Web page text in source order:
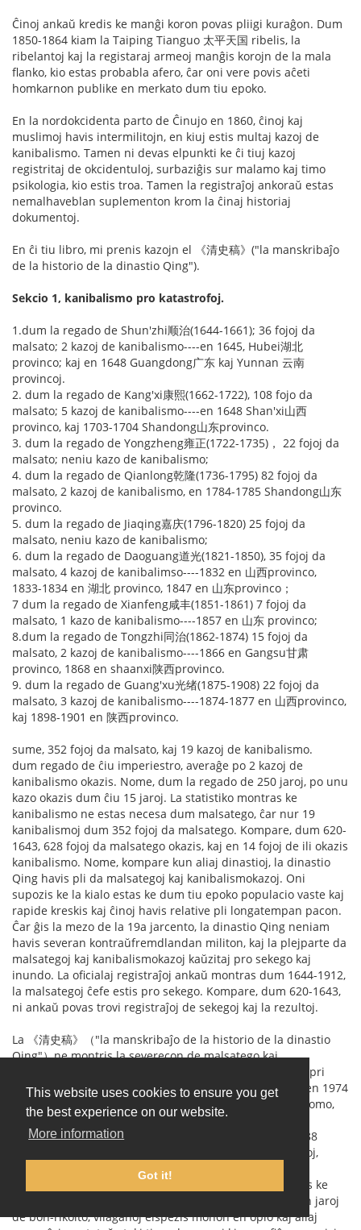
This website uses cookies to ensure you get
the best experience on our website.
More information
Got it!
Ĉinoj ankaŭ kredis ke manĝi koron povas pliigi kuraĝon. Dum
1850-1864 kiam la Taiping Tianguo 太平天国 ribelis, la
ribelantoj kaj la registaraj armeoj manĝis korojn de la mala
flanko, kio estas probabla afero, ĉar oni vere povis aĉeti
homkarnon publike en merkato dum tiu epoko.
En la nordokcidenta parto de Ĉinujo en 1860, ĉinoj kaj
muslimoj havis intermilitojn, en kiuj estis multaj kazoj de
kanibalismo. Tamen ni devas elpunkti ke ĉi tiuj kazoj
registritaj de okcidentuloj, surbaziĝis sur malamo kaj timo
psikologia, kio estis troa. Tamen la registraĵoj ankoraŭ estas
nemalhaveblan suplementon krom la ĉinaj historiaj
dokumentoj.
En ĉi tiu libro, mi prenis kazojn el 《清史稿》("la manskribaĵo
de la historio de la dinastio Qing").
Sekcio 1, kanibalismo pro katastrofoj.
1.dum la regado de Shun'zhi顺治(1644-1661); 36 fojoj da
malsato; 2 kazoj de kanibalismo----en 1645, Hubei湖北
provinco; kaj en 1648 Guangdong广东 kaj Yunnan 云南
provincoj.
2. dum la regado de Kang'xi康熙(1662-1722), 108 fojo da
malsato; 5 kazoj de kanibalismo----en 1648 Shan'xi山西
provinco, kaj 1703-1704 Shandong山东provinco.
3. dum la regado de Yongzheng雍正(1722-1735)， 22 fojoj da
malsato; neniu kazo de kanibalismo;
4. dum la regado de Qianlong乾隆(1736-1795) 82 fojoj da
malsato, 2 kazoj de kanibalismo, en 1784-1785 Shandong山东
provinco.
5. dum la regado de Jiaqing嘉庆(1796-1820) 25 fojoj da
malsato, neniu kazo de kanibalismo;
6. dum la regado de Daoguang道光(1821-1850), 35 fojoj da
malsato, 4 kazoj de kanibalimso----1832 en 山西provinco,
1833-1834 en 湖北 provinco, 1847 en 山东provinco；
7 dum la regado de Xianfeng咸丰(1851-1861) 7 fojoj da
malsato, 1 kazo de kanibalismo----1857 en 山东 provinco;
8.dum la regado de Tongzhi同治(1862-1874) 15 fojoj da
malsato, 2 kazoj de kanibalismo----1866 en Gangsu甘肃
provinco, 1868 en shaanxi陕西provinco.
9. dum la regado de Guang'xu光绪(1875-1908) 22 fojoj da
malsato, 3 kazoj de kanibalismo----1874-1877 en 山西provinco,
kaj 1898-1901 en 陕西provinco.
sume, 352 fojoj da malsato, kaj 19 kazoj de kanibalismo.
dum regado de ĉiu imperiestro, averaĝe po 2 kazoj de
kanibalismo okazis. Nome, dum la regado de 250 jaroj, po unu
kazo okazis dum ĉiu 15 jaroj. La statistiko montras ke
kanibalismo ne estas necesa dum malsatego, ĉar nur 19
kanibalismoj dum 352 fojoj da malsatego. Kompare, dum 620-
1643, 628 fojoj da malsatego okazis, kaj en 14 fojoj de ili okazis
kanibalismo. Nome, kompare kun aliaj dinastioj, la dinastio
Qing havis pli da malsategoj kaj kanibalismokazoj. Oni
supozis ke la kialo estas ke dum tiu epoko populacio vaste kaj
rapide kreskis kaj ĉinoj havis relative pli longatempan pacon.
Ĉar ĝis la mezo de la 19a jarcento, la dinastio Qing neniam
havis severan kontraŭfremdlandan militon, kaj la plejparte da
malsategoj kaj kanibalismokazoj kaŭzitaj pro sekego kaj
inundo. La oficialaj registraĵoj ankaŭ montras dum 1644-1912,
la malsategoj ĉefe estis pro sekego. Kompare, dum 620-1643,
ni ankaŭ povas trovi registraĵoj de sekegoj kaj la rezultoj.
La 《清史稿》（"la manskribaĵo de la historio de la dinastio
Qing"）ne montris la severecon de malsatego kaj
kanibalismo. Tamen aliaj dokumentoj suplikis detalojn pri
kanibalismo dum 1874-1877. Unu arkeologiista teamo en 1974
hazarde trovis ŝtonmonumentaĵo en muro de iu olda domo,
en kiu oni registris teruran situacion de farmistoj dum
sekego. Antaŭ sekego, la vilaĝo havis 51 familiojn kaj 188
personojn. Post tio, nur restis 17 familioj kaj 35 personoj,
perdiĝis 70 % da populacio, pro malsatego. Por travivi,
gepatroj manĝis gefilojn. La oldulo en la vilaĝo admonis ke
homoj ne preparis por naturaj katastrofoj. Li diris ke en jaroj
de bon-rikolto, vilaĝanoj elspezis monon en opio kaj aliaj